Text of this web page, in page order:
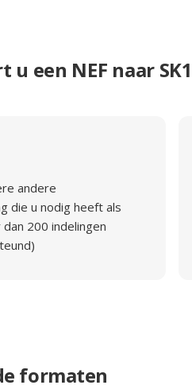
een NEF naar SK1
andere
die u nodig heeft als
200 indelingen
formaten